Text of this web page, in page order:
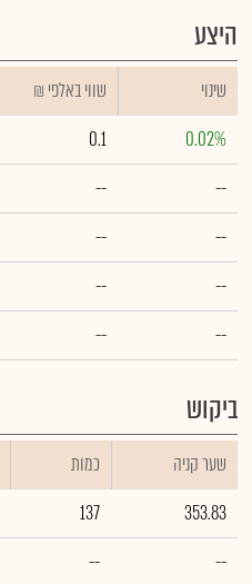
היצע
שינוי ₪ שווי באלפי
0.02%
0.1
--
--
--
--
--
--
--
--
ביקוש
שער קניה כמות
353.83
137
--
--